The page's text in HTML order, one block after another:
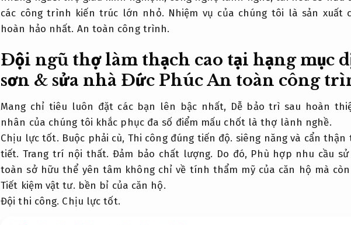
các công trình kiến ​​trúc lớn nhỏ. Nhiệm vụ của chúng tôi là sản xuất
hoàn hảo nhất. An toàn công trình.
Đội ngũ thợ làm thạch cao tại hạng mục
sơn & sửa nhà Đức PhúcAn toàn công
Mang chỉ tiêu luôn đặt các bạn lên bậc nhất, Dễ bảo trì sau hoàn
nhân của chúng tôi khắc phục đa số điểm mấu chốt là thợ lành nghề.
Chịu lực tốt. Buộc phải cù, Thi công đúng tiến độ. siêng năng và cẩn thận
tiết.Trang trí nội thất. Đảm bảo chất lượng. Do đó, Phù hợp nhu cầu sử
toàn sở hữu thể yên tâm không chỉ về tính thẩm mỹ của căn hộ mà còn
Tiết kiệm vật tư. bền bỉ của căn hộ.
Đội thi công. Chịu lực tốt.